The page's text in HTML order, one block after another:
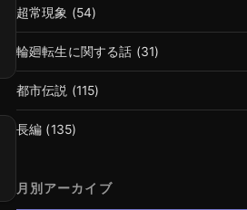
超常現象 (54)
輪廻転生に関する話 (31)
都市伝説 (115)
長編 (135)
月別アーカイブ